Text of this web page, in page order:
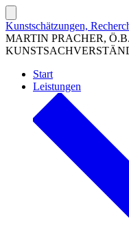
Zum
Inhalt
springen
Suche
ein-/ausblenden
Kunstschätzungen,
MARTIN PRACHER,
Start
Leistungen